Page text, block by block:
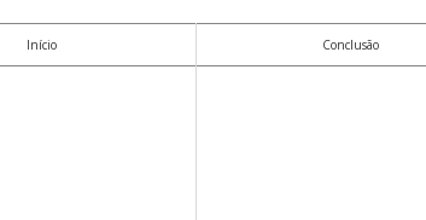
Início Conclusão